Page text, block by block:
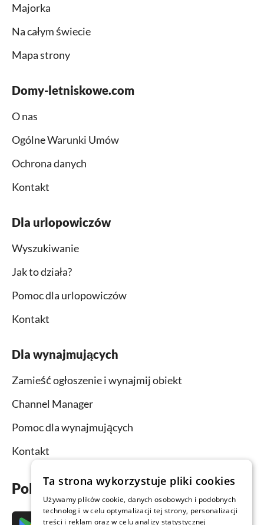
Majorka
Na całym świecie
Mapa strony
Domy-letniskowe.com
O nas
Ogólne Warunki Umów
Ochrona danych
Kontakt
Dla urlopowiczów
Wyszukiwanie
Jak to działa?
Pomoc dla urlopowiczów
Kontakt
Dla wynajmujących
Zamieść ogłoszenie i wynajmij obiekt
Channel Manager
Pomoc dla wynajmujących
Kontakt
Pobierz aplikację już teraz
Ta strona wykorzystuje pliki cookies
Używamy plików cookie, danych osobowych i podobnych
technologii w celu optymalizacji tej strony, personalizacji
treści i reklam oraz w celu analizy statystycznej